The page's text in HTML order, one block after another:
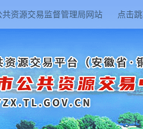
资源交易监督管理局网站 点击